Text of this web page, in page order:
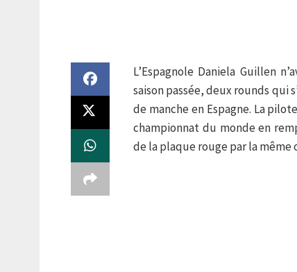
L’Espagnole Daniela Guillen
saison passée, deux rounds qui
de manche en Espagne. La
championnat du monde en
de la plaque rouge par la même